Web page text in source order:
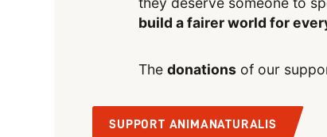
build a fairer world for
The donationsof our
SUPPORT ANIMANATURALIS